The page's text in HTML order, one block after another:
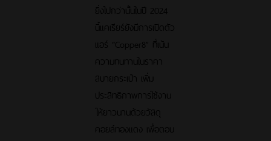
ยิ่งไปกว่านั้นในปี 2024
นี้แคเรียร์ยังมีการเปิดตัว
แอร์ “Copper8” ที่เน้น
ความทนทานในราคา
สบายกระเป๋า เพิ่ม
ประสิทธิภาพการใช้งาน
ให้ยาวนานด้วยวัสดุ
คอยล์ทองแดง เพื่อตอบ